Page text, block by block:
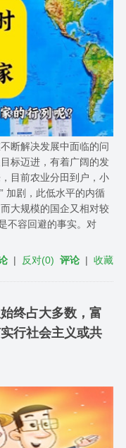
断解决发展中面临的问
标迈进，有着广阔的发
目前农业分田到户，小
加剧，此低水平的内循
大规模的国企又相对较
不容回避的事实。对
| 反对(0) 评论 |收藏
终占大多数，富
行社会主义或共